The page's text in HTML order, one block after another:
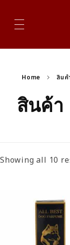
Home สินค้
สินค้า
Showing all 10